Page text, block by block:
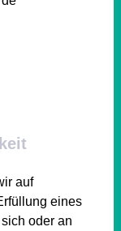
auf
eines
oder an